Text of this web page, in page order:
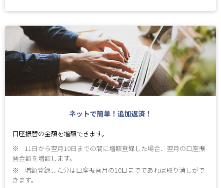
ネットで簡単！追加返済！
口座振替の金額を増額できます。
※
11日から翌月10日までの間に増額登録した場合、翌月の口座振
替金額を増額します。
※
増額登録した分は口座振替月の10日までであれば取り消しがで
きます。